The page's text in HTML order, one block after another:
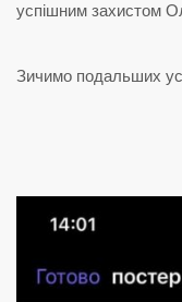
успішним захистом
Зичимо подальших